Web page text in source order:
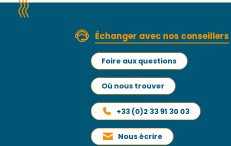
Échanger avec nos conseillers
Foire aux questions
Où nous trouver
+33 (0)2 33 91 30 03
Nous écrire